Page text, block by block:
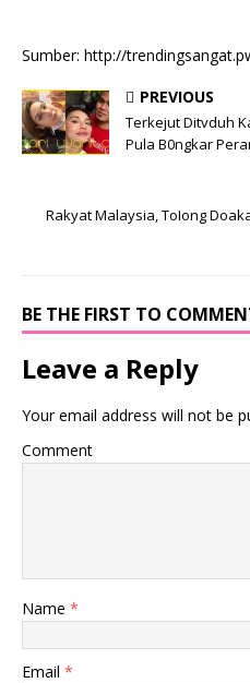
Sumber: http://
PREVIOUS
Terkejut Ditvduh
Pula B0ngkar
Rakyat Malaysia, ToIong
BE THE FIRST TO
Leave a Reply
Your email address will not be
Comment
Name *
Email *